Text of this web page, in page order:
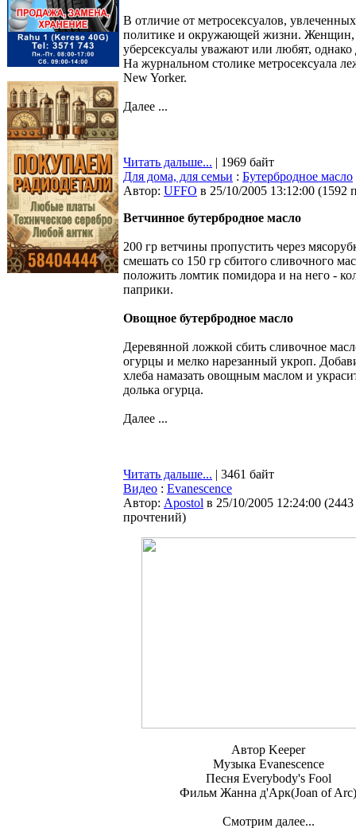
В отличие от метросексуалов,
политике и окружающей жизни. Женщин,
уберсексуалы уважают или любят,
На журнальном столике метросексуала
New Yorker.
Далее ...
Читать дальше... | 1969 байт
Для дома, для семьи : Бутербродное масло
Автор: UFFO в 25/10/2005 13:12:00 (1592
Ветчинное бутербродное масло
200 гр ветчины пропустить через
смешать со 150 гр сбитого сливочного
положить ломтик помидора и на него -
паприки.
Овощное бутербродное масло
Деревянной ложкой сбить сливочное
огурцы и мелко нарезанный укроп.
хлеба намазать овощным маслом и
долька огурца.
Далее ...
Читать дальше... | 3461 байт
Видео : Evanescence
Автор: Apostol в 25/10/2005 12:24:00 (2443
прочтений)
Автор Keeper
Музыка Evanescence
Песня Everybody's Fool
Фильм Жанна д'Арк(Joan of Arc)
Смотрим далее...